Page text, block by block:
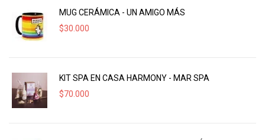
MUG CERÁMICA - UN AMIGO MÁS
$30.000
KIT SPA EN CASA HARMONY - MAR SPA
$70.000